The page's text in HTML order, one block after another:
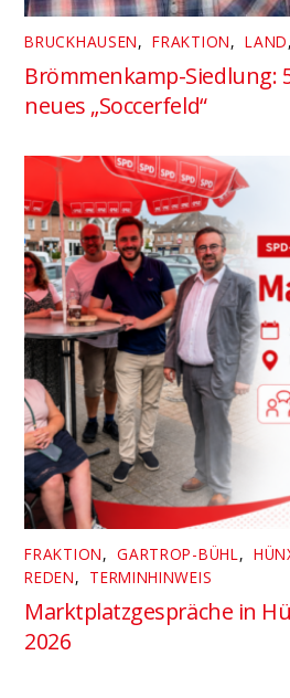
BRUCKHAUSEN, FRAKTION, LAND,
Brömmenkamp-Siedlung:
neues „Soccerfeld“
FRAKTION, GARTROP-BÜHL,
REDEN, TERMINHINWEIS
Marktplatzgespräche in
2026